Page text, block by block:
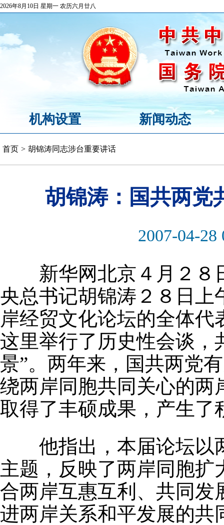
2026年8月10日 星期一 农历六月廿八
机构设置 新闻动态
首页 > 胡锦涛同志涉台重要讲话
胡锦涛：国共两党
2007-04-28
新华网北京４月２８
央总书记胡锦涛２８日上
岸经贸文化论坛的全体
这里举行了历史性会谈，
景”。两年来，国共两党
绕两岸同胞共同关心的两
取得了丰硕成果，产生了
他指出，本届论坛以
主题，反映了两岸同胞
合两岸互惠互利、共同发
进两岸关系和平发展的共